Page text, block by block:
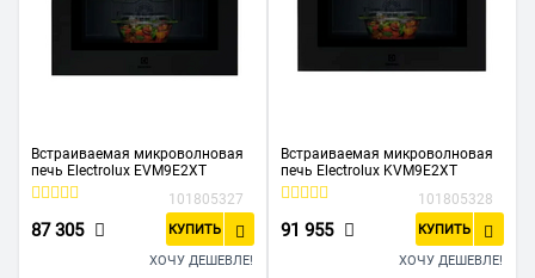
Встраиваемая микроволновая
печь Electrolux EVM9E2XT
101805327
87 305 КУПИТЬ
ХОЧУ ДЕШЕВЛЕ!
Встраиваемая микроволновая
печь Electrolux KVM9E2XT
101805328
91 955 КУПИТЬ
ХОЧУ ДЕШЕВЛЕ!